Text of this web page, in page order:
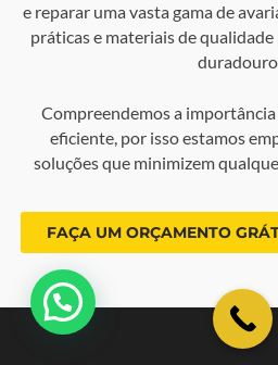
e reparar uma vasta gama de
práticas e materiais de
Compreendemos a
eficiente, por isso estamos
soluções que minimizem
FAÇA UM ORÇAMENTO
💬 Como